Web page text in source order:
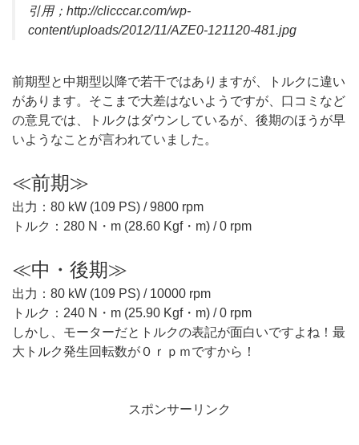
引用；http://clicccar.com/wp-
content/uploads/2012/11/AZE0-121120-481.jpg
前期型と中期型以降で若干ではありますが、トルクに違い
があります。そこまで大差はないようですが、口コミなど
の意見では、トルクはダウンしているが、後期のほうが早
いようなことが言われていました。
≪前期≫
出力：80 kW (109 PS) / 9800 rpm
トルク：280 N・m (28.60 Kgf・m) / 0 rpm
≪中・後期≫
出力：80 kW (109 PS) / 10000 rpm
トルク：240 N・m (25.90 Kgf・m) / 0 rpm
しかし、モーターだとトルクの表記が面白いですよね！最
大トルク発生回転数が０ｒｐｍですから！
スポンサーリンク